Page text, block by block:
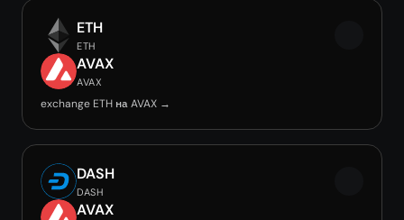
ETH
ETH
AVAX
AVAX
exchange ETH на AVAX →
DASH
DASH
AVAX